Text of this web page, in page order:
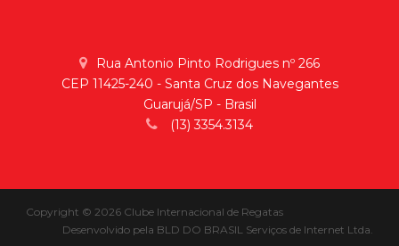
Rua Antonio Pinto Rodrigues nº 266
CEP 11425-240 - Santa Cruz dos Navegantes
Guarujá/SP - Brasil
(13) 3354.3134
Copyright © 2026 Clube Internacional de Regatas
Desenvolvido pela BLD DO BRASIL Serviços de Internet Ltda.